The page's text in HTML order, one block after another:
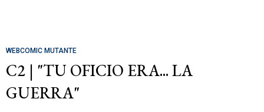
WEBCOMIC MUTANTE
C2 | "TU OFICIO ERA... LA
GUERRA"